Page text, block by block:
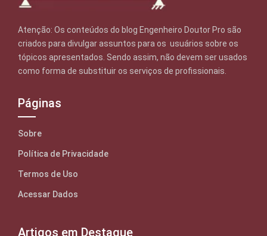
Atenção: Os conteúdos do blog Engenheiro Doutor Pro são
criados para divulgar assuntos para os usuários sobre os
tópicos apresentados. Sendo assim, não devem ser usados
como forma de substituir os serviços de profissionais.
Páginas
Sobre
Política de Privacidade
Termos de Uso
Acessar Dados
Artigos em Destaque